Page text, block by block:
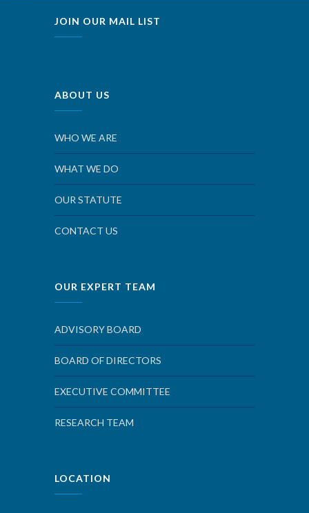
JOIN OUR MAIL LIST
ABOUT US
WHO WE ARE
WHAT WE DO
OUR STATUTE
CONTACT US
OUR EXPERT TEAM
ADVISORY BOARD
BOARD OF DIRECTORS
EXECUTIVE COMMITTEE
RESEARCH TEAM
LOCATION